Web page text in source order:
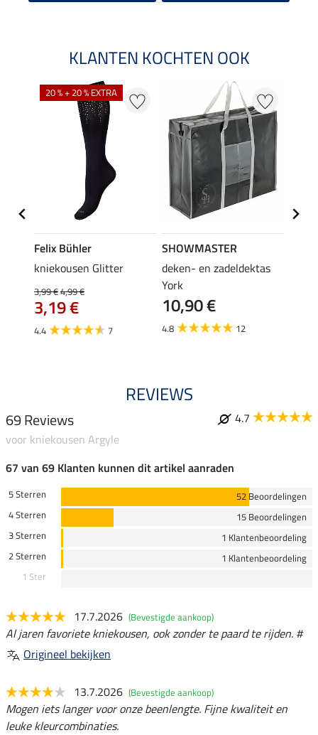
KLANTEN KOCHTEN OOK
20 % + 20 % EXTRA
Felix Bühler
kniekousen Glitter
3,99 €4,99 €
3,19 €
4.4 7
SHOWMASTER
deken- en zadeldektas
York
10,90 €
4.8 12
REVIEWS
69 Reviews
4.7
voor kniekousen Argyle
67 van 69 Klanten kunnen dit artikel aanraden
5 Sterren
52 Beoordelingen
4 Sterren
15 Beoordelingen
3 Sterren
1 Klantenbeoordeling
2 Sterren
1 Klantenbeoordeling
1 Ster
17.7.2026 (Bevestigde aankoop)
Al jaren favoriete kniekousen, ook zonder te paard te rijden. #
Origineel bekijken
13.7.2026 (Bevestigde aankoop)
Mogen iets langer voor onze beenlengte. Fijne kwaliteit en
leuke kleurcombinaties.